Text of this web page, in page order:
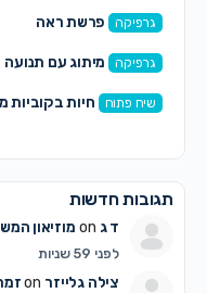
גרפיקה פרשת ראה
גרפיקה מיתוג עם תנועה
שיח פתוח חיות בקוביות
תגובות חדשות
ד ג מוזיאון
לפני 59 שניות
צילה גלייזר